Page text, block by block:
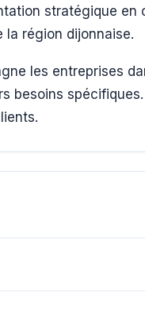
stratégique en
région dijonnaise.
les entreprises
besoins